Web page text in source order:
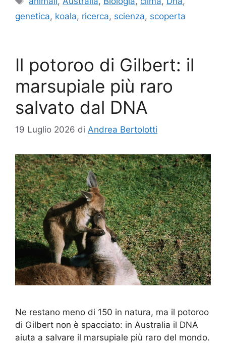
genetica, koala, ricerca, scienza, scoperta
Il potoroo di Gilbert: il
marsupiale più raro
salvato dal DNA
19 Luglio 2026 di Andrea Bertolotti
Ne restano meno di 150 in natura, ma il potoroo
di Gilbert non è spacciato: in Australia il DNA
aiuta a salvare il marsupiale più raro del mondo.